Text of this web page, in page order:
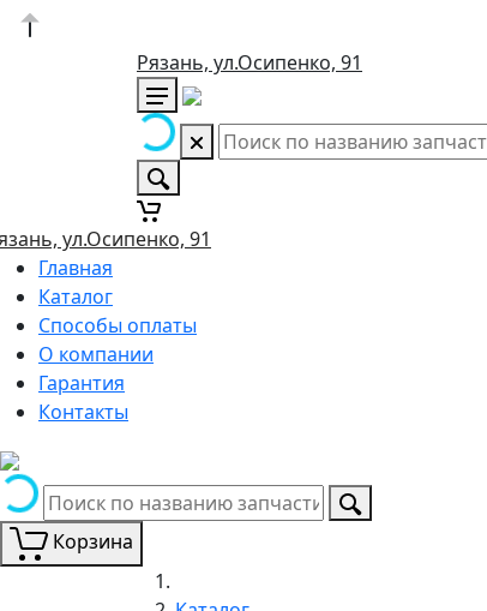
Рязань, ул.Осипенко, 91
ул.Осипенко, 91
Главная
Каталог
Способы оплаты
О компании
Гарантия
Контакты
Корзина